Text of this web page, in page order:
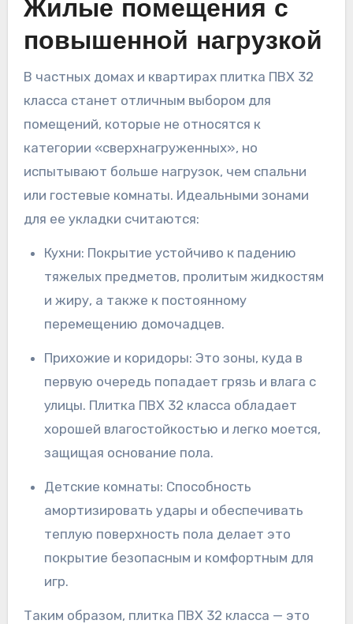
Жилые помещения с
повышенной нагрузкой
В частных домах и квартирах плитка ПВХ 32
класса станет отличным выбором для
помещений, которые не относятся к
категории «сверхнагруженных», но
испытывают больше нагрузок, чем спальни
или гостевые комнаты. Идеальными зонами
для ее укладки считаются:
Кухни: Покрытие устойчиво к падению
тяжелых предметов, пролитым жидкостям
и жиру, а также к постоянному
перемещению домочадцев.
Прихожие и коридоры: Это зоны, куда в
первую очередь попадает грязь и влага с
улицы. Плитка ПВХ 32 класса обладает
хорошей влагостойкостью и легко моется,
защищая основание пола.
Детские комнаты: Способность
амортизировать удары и обеспечивать
теплую поверхность пола делает это
покрытие безопасным и комфортным для
игр.
Таким образом, плитка ПВХ 32 класса — это